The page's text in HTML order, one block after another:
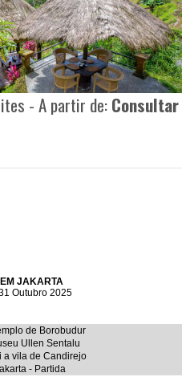
- A partir de:Consultar
JAKARTA
Outubro 2025
de Borobudur
Ullen Sentalu
a vila de Candirejo
- Partida